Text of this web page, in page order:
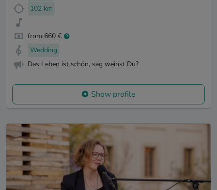
102 km
from 660 €
Wedding
Das Leben ist schön, sag weinst Du?
Show profile